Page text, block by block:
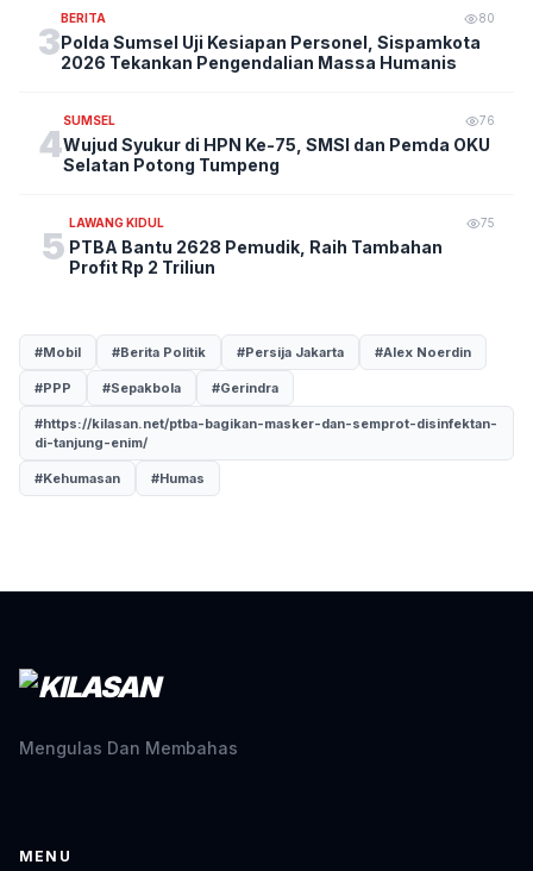
3
BERITA 80
Polda Sumsel Uji Kesiapan Personel, Sispamkota
2026 Tekankan Pengendalian Massa Humanis
4
SUMSEL 76
Wujud Syukur di HPN Ke-75, SMSI dan Pemda OKU
Selatan Potong Tumpeng
5
LAWANG KIDUL 75
PTBA Bantu 2628 Pemudik, Raih Tambahan
Profit Rp 2 Triliun
#Mobil #Berita Politik #Persija Jakarta #Alex Noerdin
#PPP #Sepakbola #Gerindra
#https://kilasan.net/ptba-bagikan-masker-dan-semprot-disinfektan-
di-tanjung-enim/
#Kehumasan #Humas
Mengulas Dan Membahas
MENU